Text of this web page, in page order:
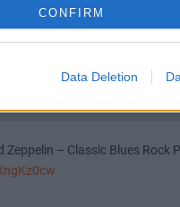
CONFIRM
Data Deletion
Zeppelin – Classic Blues Rock